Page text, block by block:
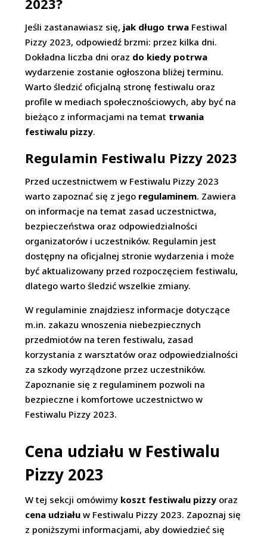
Jeśli zastanawiasz się, jak długo trwa Festiwal
Pizzy 2023, odpowiedź brzmi: przez kilka dni.
Dokładna liczba dni oraz do kiedy potrwa
wydarzenie zostanie ogłoszona bliżej terminu.
Warto śledzić oficjalną stronę festiwalu oraz
profile w mediach społecznościowych, aby być na
bieżąco z informacjami na temat trwania
festiwalu pizzy.
Regulamin Festiwalu Pizzy 2023
Przed uczestnictwem w Festiwalu Pizzy 2023
warto zapoznać się z jego regulaminem. Zawiera
on informacje na temat zasad uczestnictwa,
bezpieczeństwa oraz odpowiedzialności
organizatorów i uczestników. Regulamin jest
dostępny na oficjalnej stronie wydarzenia i może
być aktualizowany przed rozpoczęciem festiwalu,
dlatego warto śledzić wszelkie zmiany.
W regulaminie znajdziesz informacje dotyczące
m.in. zakazu wnoszenia niebezpiecznych
przedmiotów na teren festiwalu, zasad
korzystania z warsztatów oraz odpowiedzialności
za szkody wyrządzone przez uczestników.
Zapoznanie się z regulaminem pozwoli na
bezpieczne i komfortowe uczestnictwo w
Festiwalu Pizzy 2023.
Cena udziału w Festiwalu
Pizzy 2023
W tej sekcji omówimy koszt festiwalu pizzy oraz
cena udziału w Festiwalu Pizzy 2023. Zapoznaj się
z poniższymi informacjami, aby dowiedzieć się